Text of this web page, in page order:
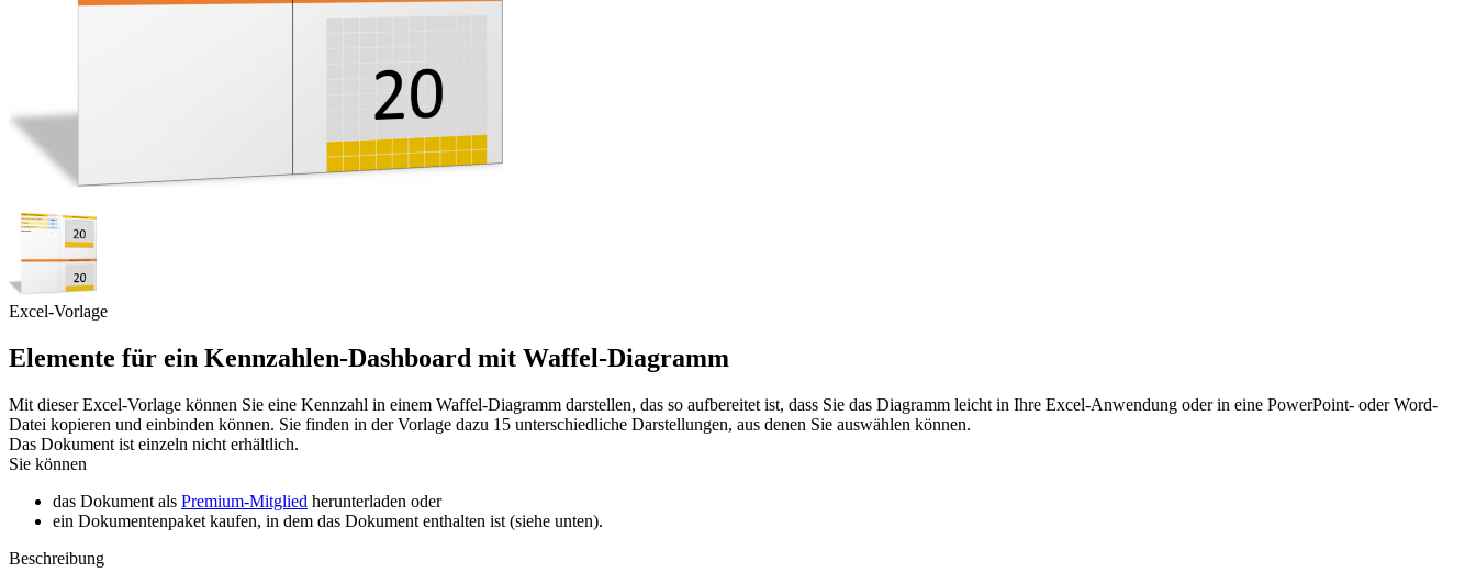
Excel-Vorlage
Elemente für ein Kennzahlen-Dashboard mit Waffel-Diagramm
Mit dieser Excel-Vorlage können Sie eine Kennzahl in einem Waffel-Diagramm darstellen, das so aufbereitet ist, dass Sie das Diagramm leicht in Ihre Excel-Anwendung oder in eine PowerPoint- oder Word-
Datei kopieren und einbinden können. Sie finden in der Vorlage dazu 15 unterschiedliche Darstellungen, aus denen Sie auswählen können.
Das Dokument ist einzeln nicht erhältlich.
Sie können
das Dokument als Premium-Mitglied herunterladen oder
ein Dokumentenpaket kaufen, in dem das Dokument enthalten ist (siehe unten).
Beschreibung